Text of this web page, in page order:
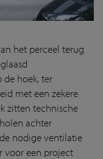
het perceel terug
hoek, ter
met een zekere
zitten technische
achter
nodige ventilatie
voor een project